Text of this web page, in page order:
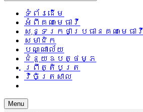
ទំព័រដើម
អំពីគណៈមេធាវី
សុន្ទរកថាប្រធានគណៈមេធាវី
សមាជិក
បណ្ណាល័យ
ជំនួយឧបត្ថម្ភ
ព្រឹត្តិបត្រ
វិចិត្រសាល
Menu